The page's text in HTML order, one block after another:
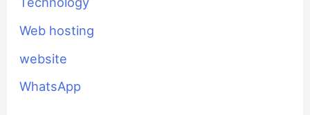
Web hosting
website
WhatsApp